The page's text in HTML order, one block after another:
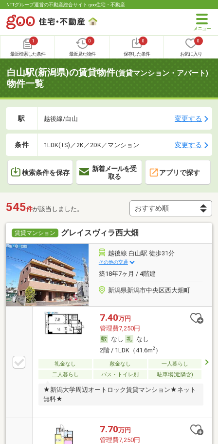
NTTグループ運営の不動産総合サイト goo住宅・不動産
1
最近検索した条件
0
最近見た物件
0
保存した条件
0
お気に入り
白山駅(新潟県)の賃貸物件(賃貸マンション・アパート)
物件一覧
駅 越後線/白山 変更する
条件 1LDK(+S)／2K／2DK／マンション 変更する
検索条件を保存
新着メールを受
取る
アプリで探す
545件が該当しました。
賃貸マンション グレイスヴィラ西大畑
越後線 白山駅 徒歩31分
その他の交通
築18年7ヶ月 / 4階建
新潟県新潟市中央区西大畑町
7.40万円
管理費7,250円
なし
なし
2階 / 1LDK（41.6m2）
礼金なし 敷金なし
一人暮らし
二人暮らし
バス・トイレ別 駐車場(近隣含)
★新潟大学周辺オートロック賃貸マンション★ネット
無料★
7.70万円
管理費7,250円